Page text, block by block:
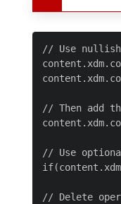
// Use
// Then add
// Use
// Delete